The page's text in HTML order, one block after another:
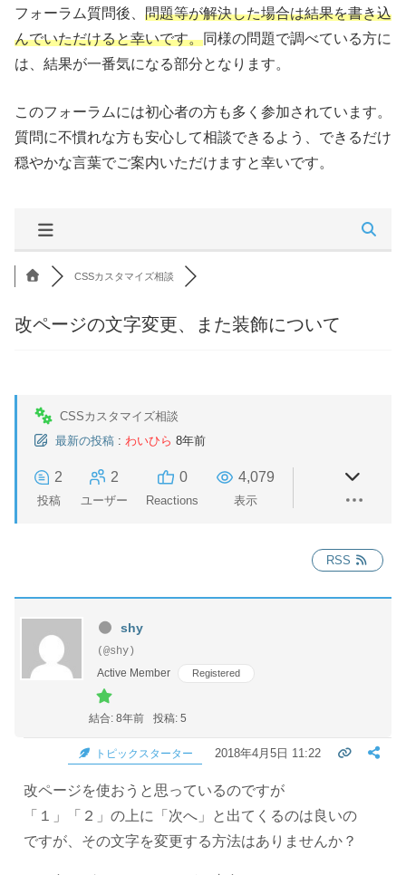
フォーラム質問後、 問題等が解決した場合は結果を書き込
んでいただけると幸いです。同様の問題で調べている方に
は、結果が一番気になる部分となります。
このフォーラムには初心者の方も多く参加されています。
質問に不慣れな方も安心して相談できるよう、できるだけ
穏やかな言葉でご案内いただけますと幸いです。
CSSカスタマイズ相談
改ページの文字変更、また装飾について
CSSカスタマイズ相談
最新の投稿 : わいひら 8年前
2
投稿
2
ユーザー
0
Reactions
4,079
表示
RSS
shy
(@shy)
Active Member
Registered
結合: 8年前 投稿: 5
トピックスターター 2018年4月5日 11:22
改ページを使おうと思っているのですが
「１」「２」の上に「次へ」と出てくるのは良いの
ですが、その文字を変更する方法はありませんか？